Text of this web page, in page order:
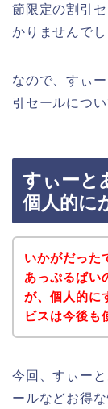
節限定の割引
かりませんでし
なので、すぃ
引セールにつ
すぃーと
個人的に
いかがだった
あっぷるぱい
が、個人的に
ビスは今後も
今回、すぃー
ールなどお得